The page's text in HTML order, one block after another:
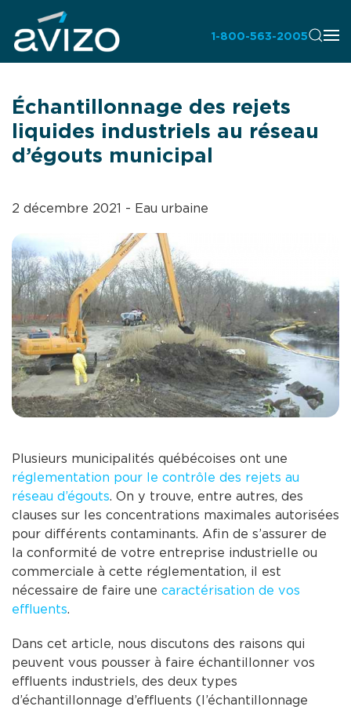
1-800-563-2005
Échantillonnage des rejets
liquides industriels au réseau
d’égouts municipal
2 décembre 2021 - Eau urbaine
Plusieurs municipalités québécoises ont une
réglementation pour le contrôle des rejets au
réseau d’égouts. On y trouve, entre autres, des
clauses sur les concentrations maximales autorisées
pour différents contaminants. Afin de s’assurer de
la conformité de votre entreprise industrielle ou
commerciale à cette réglementation, il est
nécessaire de faire une caractérisation de vos
effluents.
Dans cet article, nous discutons des raisons qui
peuvent vous pousser à faire échantillonner vos
effluents industriels, des deux types
d’échantillonnage d’effluents (l’échantillonnage